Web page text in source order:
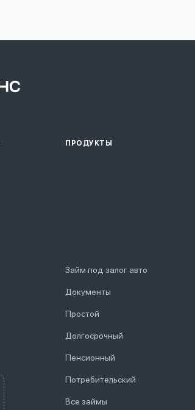
ПРОДУКТЫ
Займ под залог авто
Документы
Простой
Долгосрочный
Пенсионный
Потребительский
Все займы